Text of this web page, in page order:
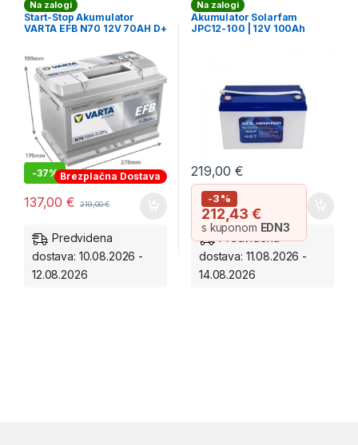
Start&Stop Akumulatorji 70Ah-
85Ah
Na zalogi
Start-Stop Akumulator
VARTA EFB N70 12V 70AH D+
-37% Brezplačna Dostava
137,00€ 219,00€
Predvidena
dostava: 10.08.2026 -
12.08.2026
akumulatorji
Na zalogi
Akumulator Solarfam
JPC12-100 | 12V 100Ah
219,00€
-3%
212,43€
s kuponom EDN3
Predvidena
dostava: 11.08.2026 -
14.08.2026